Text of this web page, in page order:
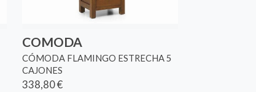
COMODA
CÓMODA FLAMINGO ESTRECHA 5
CAJONES
338,80 €